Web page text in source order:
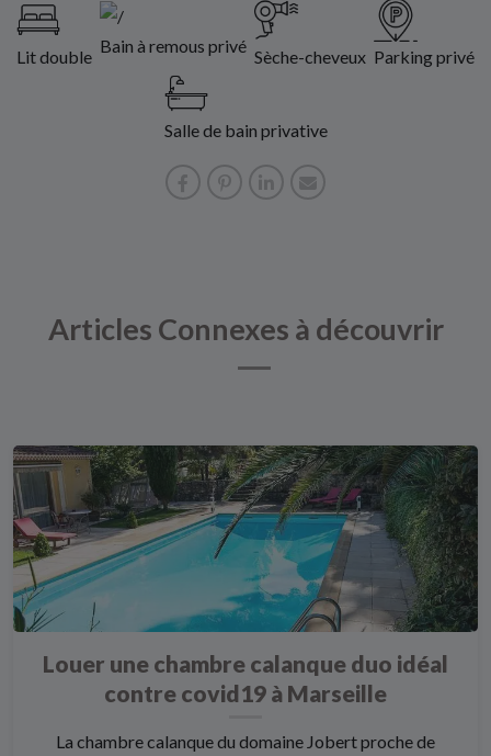
Lit double
Bain à remous privé
Sèche-cheveux Parking privé
Salle de bain privative
Articles Connexes à découvrir
Louer une chambre calanque duo idéal
contre covid19 à Marseille
La chambre calanque du domaine Jobert proche de